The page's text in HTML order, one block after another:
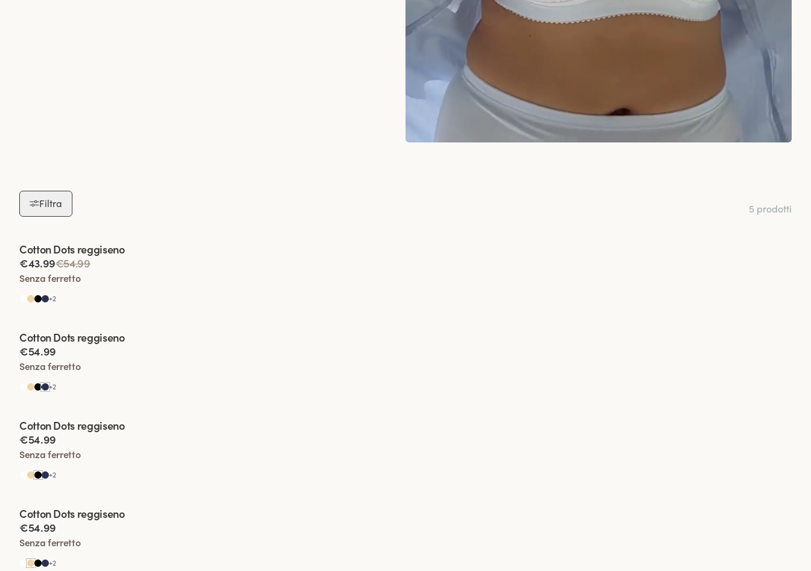
Filtra 5 prodotti
Cotton Dots reggiseno
€43.99€54.99
Senza ferretto
+2
Cotton Dots reggiseno
€54.99
Senza ferretto
+2
Cotton Dots reggiseno
€54.99
Senza ferretto
+2
Cotton Dots reggiseno
€54.99
Senza ferretto
+2